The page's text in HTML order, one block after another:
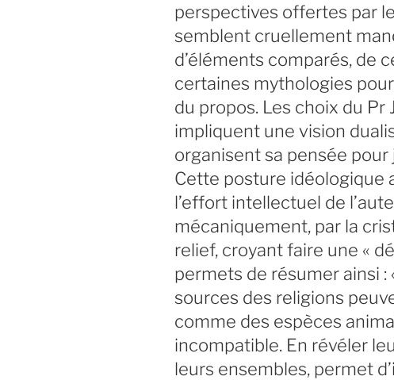
perspectives offertes par
semblent cruellement
d’éléments comparés, de
certaines mythologies
du propos. Les choix du Pr
impliquent une vision
organisent sa pensée
Cette posture idéologique
l’effort intellectuel de
mécaniquement, par la
relief, croyant faire une «
permets de résumer ainsi :
sources des religions
comme des espèces
incompatible. En révéler
leurs ensembles, permet